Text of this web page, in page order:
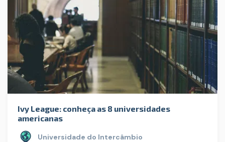
Ivy League: conheça as 8 universidades
americanas
Universidade do Intercâmbio